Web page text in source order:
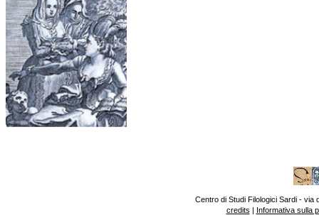
Centro di Studi Filologici Sardi - via
credits | Informativa sulla